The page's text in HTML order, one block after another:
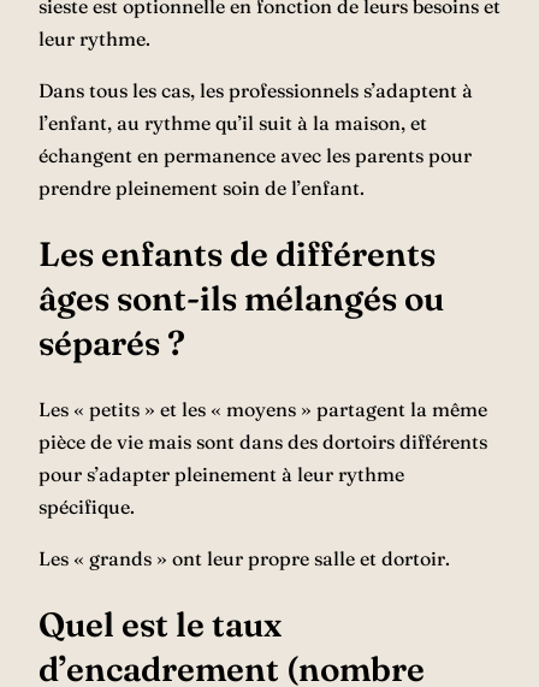
sieste est optionnelle en fonction de leurs besoins et
leur rythme.
Dans tous les cas, les professionnels s’adaptent à
l’enfant, au rythme qu’il suit à la maison, et
échangent en permanence avec les parents pour
prendre pleinement soin de l’enfant.
Les enfants de différents
âges sont‑ils mélangés ou
séparés ?
Les « petits » et les « moyens » partagent la même
pièce de vie mais sont dans des dortoirs différents
pour s’adapter pleinement à leur rythme
spécifique.
Les « grands » ont leur propre salle et dortoir.
Quel est le taux
d’encadrement (nombre